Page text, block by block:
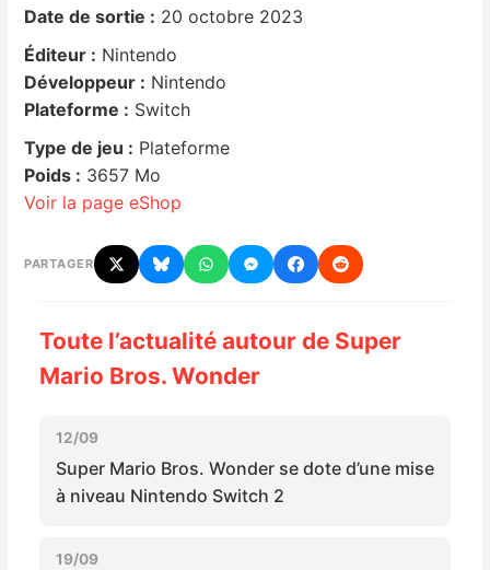
Tests de jeux
Tests d’accessoires
Autres tests
Previews
Précommandes
Sorties de jeux
Bons plans
Guides
Date de sortie : 20 octobre 2023
Éditeur : Nintendo
Développeur : Nintendo
Plateforme : Switch
Type de jeu : Plateforme
Poids : 3657 Mo
Voir la page eShop
PARTAGER
Toute l’actualité autour de Super
Mario Bros. Wonder
12/09
Super Mario Bros. Wonder se dote d’une mise
à niveau Nintendo Switch 2
19/09